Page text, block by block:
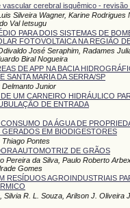
vascular cerebral isquêmico - revisão
Silveira Wagner, Karine Rodrigues
Val Ietsugu
PARA DOIS SISTEMAS DE
FOTOVOLTAICA NA REGIÃO
José Seraphim, Radames
Biral Nogueira
DE APP NA BACIA
SANTA MARIA DA SERRA/SP
Junior
UM CARNEIRO HIDRÁULICO
DE ENTRADA
DA ÁGUA DE
EM BIODIGESTORES
Pontes
AUTOMOTRIZ DE GRÃOS
Pereira da Silva, Paulo Roberto
Gomes
RESÍDUOS AGROINDUSTRIAIS
Silvia R. L. Souza, Arilson J. Oliveira